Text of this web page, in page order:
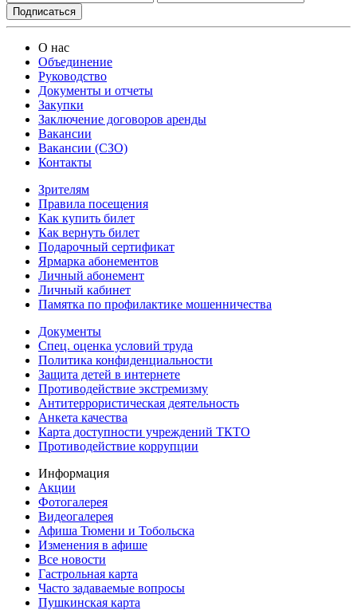
О нас
Объединение
Руководство
Документы и отчеты
Закупки
Заключение договоров аренды
Вакансии
Вакансии (СЗО)
Контакты
Зрителям
Правила посещения
Как купить билет
Как вернуть билет
Подарочный сертификат
Ярмарка абонементов
Личный абонемент
Личный кабинет
Памятка по профилактике мошенничества
Документы
Спец. оценка условий труда
Политика конфиденциальности
Защита детей в интернете
Противодействие экстремизму
Антитеррористическая деятельность
Анкета качества
Карта доступности учреждений ТКТО
Противодействие коррупции
Информация
Акции
Фотогалерея
Видеогалерея
Афиша Тюмени и Тобольска
Изменения в афише
Все новости
Гастрольная карта
Часто задаваемые вопросы
Пушкинская карта